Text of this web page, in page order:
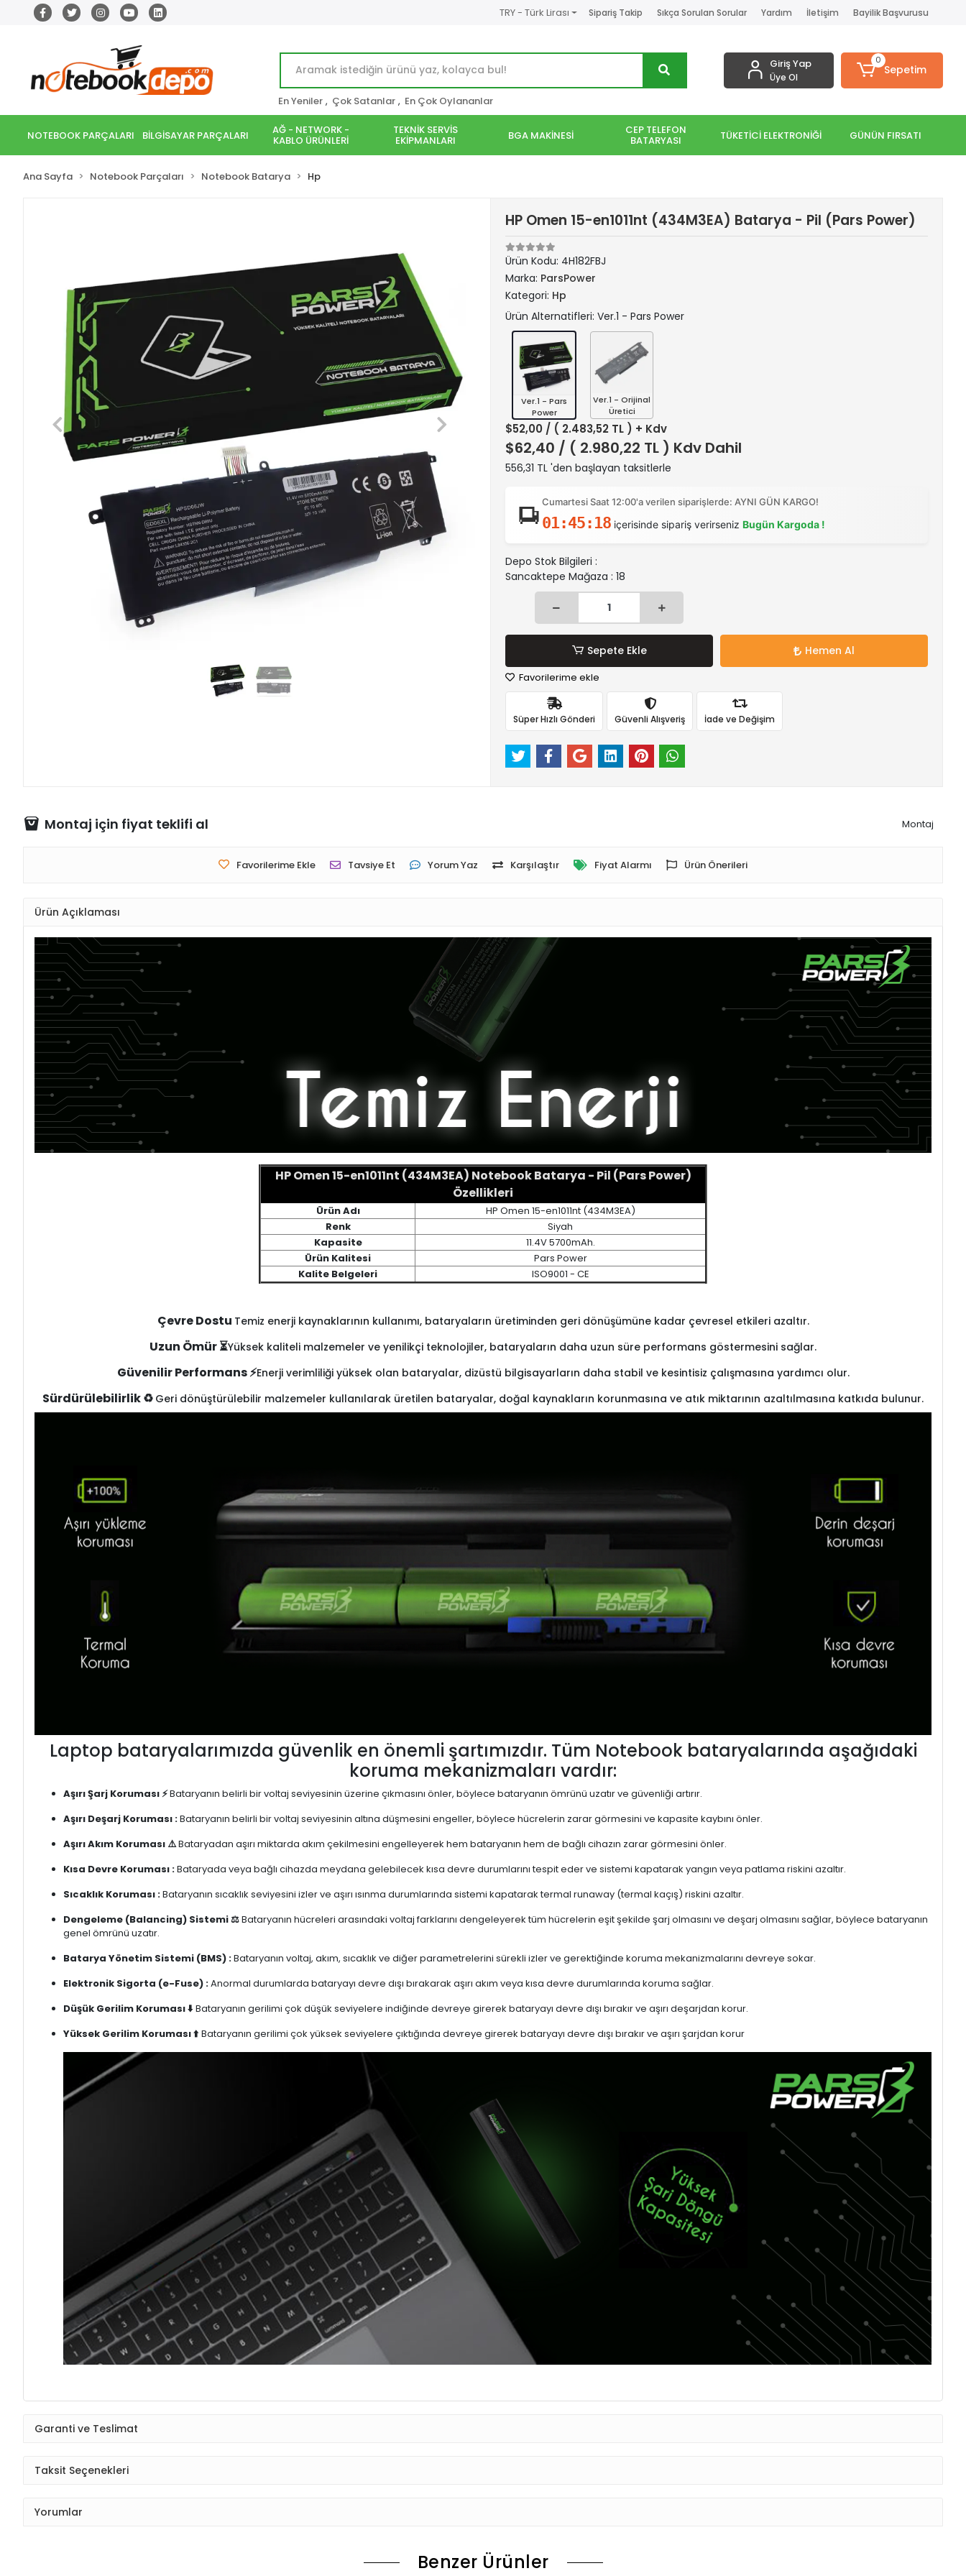
TRY - Türk Lirası Sipariş Takip Sıkça Sorulan Sorular Yardım İletişim Bayilik Başvurusu
En Yeniler , Çok Satanlar , En Çok Oylananlar
Giriş Yap
Üye Ol
0
Sepetim
NOTEBOOK PARÇALARI BİLGİSAYAR PARÇALARI AĞ - NETWORK -
KABLO ÜRÜNLERİ
TEKNİK SERVİS
EKİPMANLARI BGA MAKİNESİ CEP TELEFON
BATARYASI TÜKETİCİ ELEKTRONİĞİ GÜNÜN FIRSATI
Ana Sayfa Notebook Parçaları Notebook Batarya Hp
HP Omen 15-en1011nt (434M3EA) Batarya - Pil (Pars Power)
Ürün Kodu: 4H182FBJ
Marka: ParsPower
Kategori: Hp
Ürün Alternatifleri: Ver.1 - Pars Power
Ver.1 - Pars
Power
Ver.1 - Orijinal
Üretici
$52,00 / ( 2.483,52 TL ) + Kdv
$62,40 / ( 2.980,22 TL ) Kdv Dahil
556,31 TL 'den başlayan taksitlerle
Cumartesi Saat 12:00'a verilen siparişlerde: AYNI GÜN KARGO!
01:45:17 içerisinde sipariş verirseniz Bugün Kargoda !
Depo Stok Bilgileri :
Sancaktepe Mağaza : 18
Sepete Ekle Hemen Al
Favorilerime ekle
Süper Hızlı Gönderi Güvenli Alışveriş İade ve Değişim
Montaj için fiyat teklifi al Montaj
Favorilerime Ekle Tavsiye Et Yorum Yaz Karşılaştır Fiyat Alarmı Ürün Önerileri
Ürün Açıklaması
HP Omen 15-en1011nt (434M3EA) Notebook Batarya - Pil (Pars Power)
Özellikleri
Ürün Adı
HP Omen 15-en1011nt (434M3EA)
Renk
Siyah
Kapasite
11.4V 5700mAh.
Ürün Kalitesi
Pars Power
Kalite Belgeleri
ISO9001 - CE
Çevre Dostu Temiz enerji kaynaklarının kullanımı, bataryaların üretiminden geri dönüşümüne kadar çevresel etkileri azaltır.
Uzun Ömür ⏳Yüksek kaliteli malzemeler ve yenilikçi teknolojiler, bataryaların daha uzun süre performans göstermesini sağlar.
Güvenilir Performans ⚡Enerji verimliliği yüksek olan bataryalar, dizüstü bilgisayarların daha stabil ve kesintisiz çalışmasına yardımcı olur.
Sürdürülebilirlik ♻️ Geri dönüştürülebilir malzemeler kullanılarak üretilen bataryalar, doğal kaynakların korunmasına ve atık miktarının azaltılmasına katkıda bulunur.
Laptop bataryalarımızda güvenlik en önemli şartımızdır. Tüm Notebook bataryalarında aşağıdaki
koruma mekanizmaları vardır:
Aşırı Şarj Koruması ⚡Bataryanın belirli bir voltaj seviyesinin üzerine çıkmasını önler, böylece bataryanın ömrünü uzatır ve güvenliği artırır.
Aşırı Deşarj Koruması :Bataryanın belirli bir voltaj seviyesinin altına düşmesini engeller, böylece hücrelerin zarar görmesini ve kapasite kaybını önler.
Aşırı Akım Koruması ⚠️Bataryadan aşırı miktarda akım çekilmesini engelleyerek hem bataryanın hem de bağlı cihazın zarar görmesini önler.
Kısa Devre Koruması :Bataryada veya bağlı cihazda meydana gelebilecek kısa devre durumlarını tespit eder ve sistemi kapatarak yangın veya patlama riskini azaltır.
Sıcaklık Koruması :Bataryanın sıcaklık seviyesini izler ve aşırı ısınma durumlarında sistemi kapatarak termal runaway (termal kaçış) riskini azaltır.
Dengeleme (Balancing) Sistemi ⚖️Bataryanın hücreleri arasındaki voltaj farklarını dengeleyerek tüm hücrelerin eşit şekilde şarj olmasını ve deşarj olmasını sağlar, böylece bataryanın
genel ömrünü uzatır.
Batarya Yönetim Sistemi (BMS) :Bataryanın voltaj, akım, sıcaklık ve diğer parametrelerini sürekli izler ve gerektiğinde koruma mekanizmalarını devreye sokar.
Elektronik Sigorta (e-Fuse) :Anormal durumlarda bataryayı devre dışı bırakarak aşırı akım veya kısa devre durumlarında koruma sağlar.
Düşük Gerilim Koruması ⬇️Bataryanın gerilimi çok düşük seviyelere indiğinde devreye girerek bataryayı devre dışı bırakır ve aşırı deşarjdan korur.
Yüksek Gerilim Koruması ⬆️Bataryanın gerilimi çok yüksek seviyelere çıktığında devreye girerek bataryayı devre dışı bırakır ve aşırı şarjdan korur
Garanti ve Teslimat
Taksit Seçenekleri
Yorumlar
Benzer Ürünler